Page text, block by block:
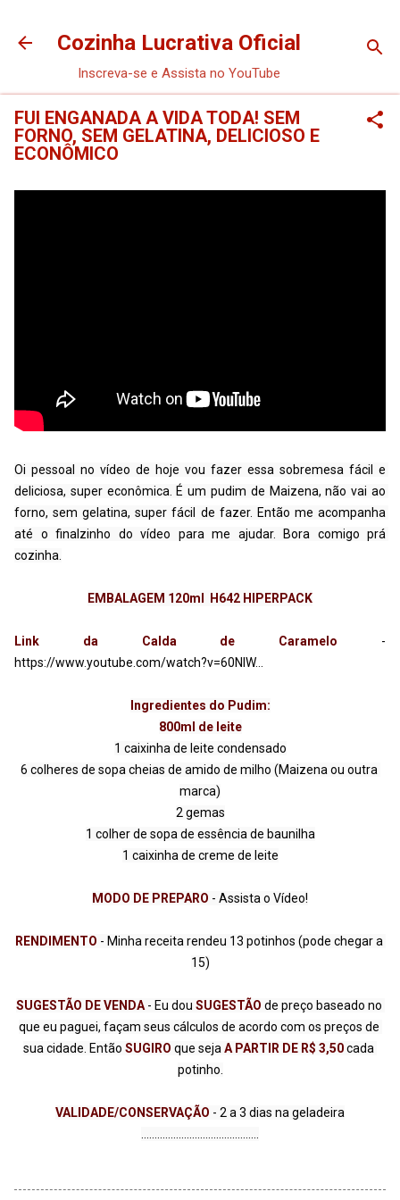
Cozinha Lucrativa Oficial
Inscreva-se e Assista no YouTube
FUI ENGANADA A VIDA TODA! SEM
FORNO, SEM GELATINA, DELICIOSO E
ECONÔMICO
Oi pessoal no vídeo de hoje vou fazer essa sobremesa fácil e
deliciosa, super econômica. É um pudim de Maizena, não vai ao
forno, sem gelatina, super fácil de fazer. Então me acompanha
até o finalzinho do vídeo para me ajudar. Bora comigo prá
cozinha.
EMBALAGEM 120ml  H642 HIPERPACK
Link da Calda de Caramelo -
https://www.youtube.com/watch?v=60NIW...
Ingredientes do Pudim:
800ml de leite
1 caixinha de leite condensado
6 colheres de sopa cheias de amido de milho (Maizena ou outra
marca)
2 gemas
1 colher de sopa de essência de baunilha
1 caixinha de creme de leite
MODO DE PREPARO - Assista o Vídeo!
RENDIMENTO - Minha receita rendeu 13 potinhos (pode chegar a
15)
SUGESTÃO DE VENDA - Eu dou SUGESTÃO de preço baseado no
que eu paguei, façam seus cálculos de acordo com os preços de
sua cidade. Então SUGIRO que seja A PARTIR DE R$ 3,50 cada
potinho.
VALIDADE/CONSERVAÇÃO - 2 a 3 dias na geladeira